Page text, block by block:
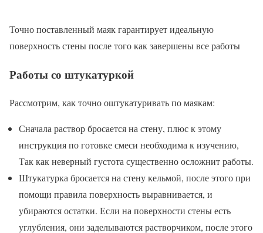
Точно поставленный маяк гарантирует идеальную
поверхность стены после того как завершены все работы
Работы со штукатуркой
Рассмотрим, как точно оштукатуривать по маякам:
Сначала раствор бросается на стену, плюс к этому
инструкция по готовке смеси необходима к изучению,
Так как неверный густота существенно осложнит работы.
Штукатурка бросается на стену кельмой, после этого при
помощи правила поверхность выравнивается, и
убираются остатки. Если на поверхности стены есть
углубления, они заделываются растворчиком, после этого